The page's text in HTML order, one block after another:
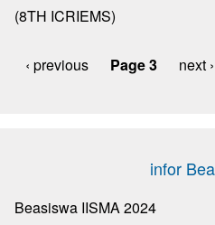
(8TH ICRIEMS)
Pagination
Previous
‹ previous Page 3
Next
next ›
infor
Beasiswa IISMA 2024